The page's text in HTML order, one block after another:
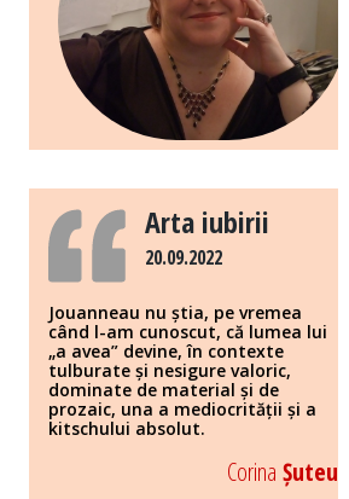
Arta iubirii
20.09.2022
Jouanneau nu știa, pe vremea
când l-am cunoscut, că lumea lui
„a avea” devine, în contexte
tulburate și nesigure valoric,
dominate de material și de
prozaic, una a mediocrității și a
kitschului absolut.
Corina Șuteu